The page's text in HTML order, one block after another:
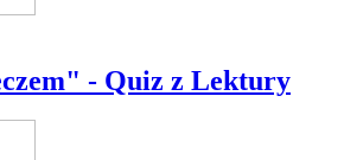
- Quiz z Lektury